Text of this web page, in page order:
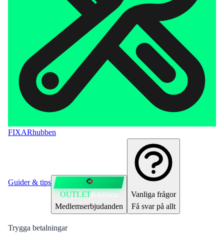
FIXARhubben
Guider & tips
OUTLETKlubben
Medlemserbjudanden
Vanliga frågor
Få svar på allt
Trygga betalningar